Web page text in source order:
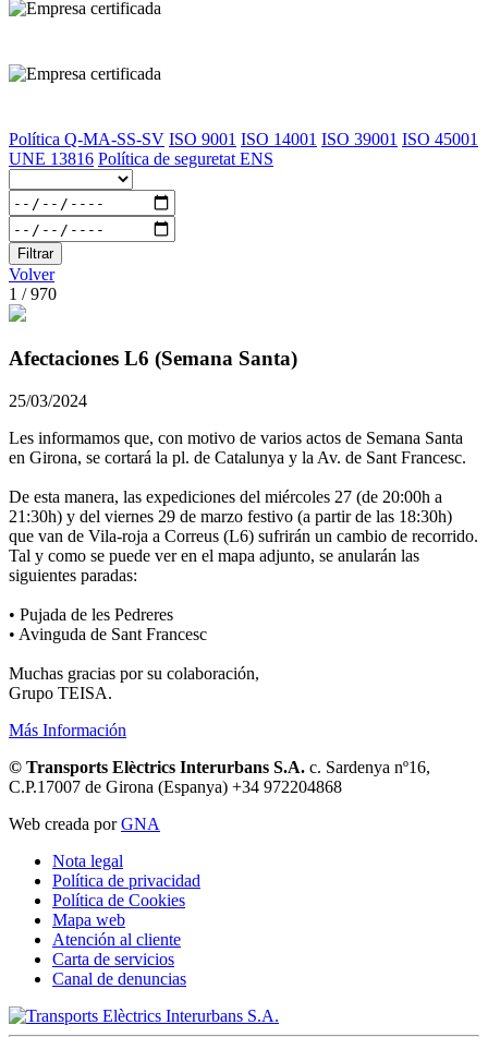
Política Q-MA-SS-SV ISO 9001 ISO 14001 ISO 39001 ISO 45001
UNE 13816 Política de seguretat ENS
Filtrar
Volver
1 / 970
Afectaciones L6 (Semana Santa)
25/03/2024
Les informamos que, con motivo de varios actos de Semana Santa
en Girona, se cortará la pl. de Catalunya y la Av. de Sant Francesc.
De esta manera, las expediciones del miércoles 27 (de 20:00h a
21:30h) y del viernes 29 de marzo festivo (a partir de las 18:30h)
que van de Vila-roja a Correus (L6) sufrirán un cambio de recorrido.
Tal y como se puede ver en el mapa adjunto, se anularán las
siguientes paradas:
• Pujada de les Pedreres
• Avinguda de Sant Francesc
Muchas gracias por su colaboración,
Grupo TEISA.
Más Información
© Transports Elèctrics Interurbans S.A. c. Sardenya nº16,
C.P.17007 de Girona (Espanya) +34 972204868
Web creada porGNA
Nota legal
Política de privacidad
Política de Cookies
Mapa web
Atención al cliente
Carta de servicios
Canal de denuncias